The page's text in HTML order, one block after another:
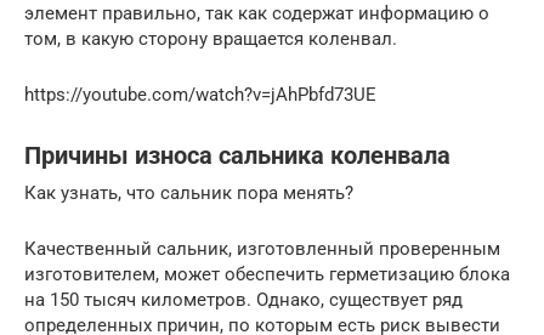
элемент правильно, так как содержат информацию о
том, в какую сторону вращается коленвал.
https://youtube.com/watch?v=jAhPbfd73UE
Причины износа сальника коленвала
Как узнать, что сальник пора менять?
Качественный сальник, изготовленный проверенным
изготовителем, может обеспечить герметизацию блока
на 150 тысяч километров. Однако, существует ряд
определенных причин, по которым есть риск вывести